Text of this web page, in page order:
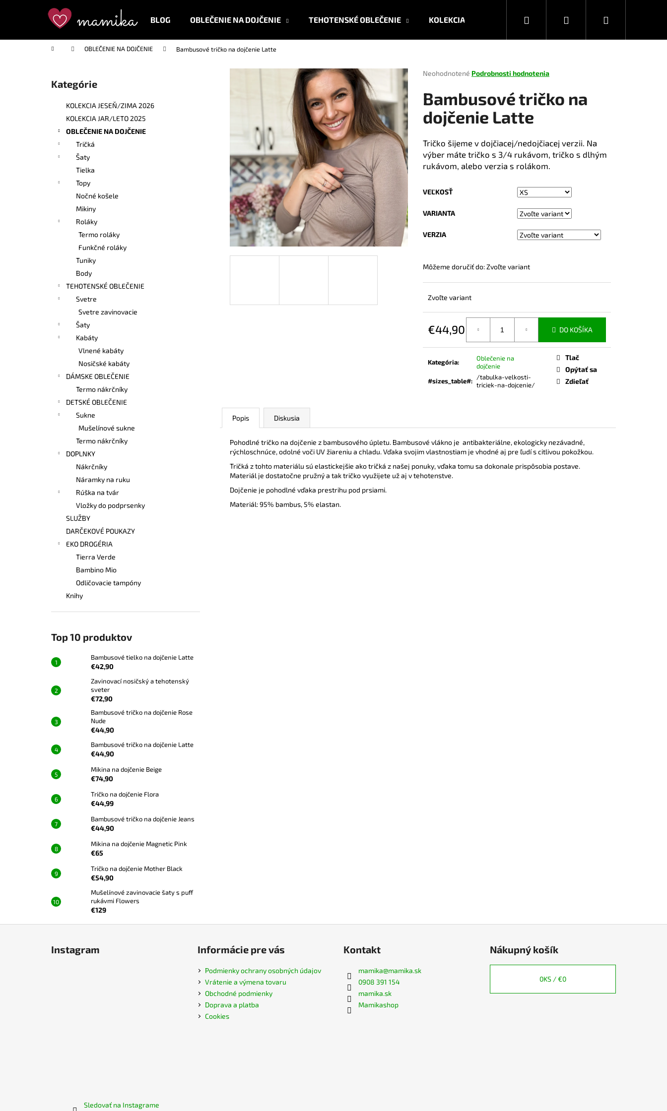
BLOG OBLEČENIE NA DOJČENIE TEHOTENSKÉ OBLEČENIE KOLEKCIA JESEŇ/ZIMA 2026 KOLEKCIA JAR/LETO 2025
Hľadať PrihlásenieNákupný
Domov OBLEČENIE NA DOJČENIE Bambusové tričko na dojčenie Latte
Preskočiť
kategórie
Kategórie
KOLEKCIA JESEŇ/ZIMA 2026
KOLEKCIA JAR/LETO 2025
OBLEČENIE NA DOJČENIE
Tričká
Šaty
Tielka
Topy
Nočné košele
Mikiny
Roláky
Termo roláky
Funkčné roláky
Tuniky
Body
TEHOTENSKÉ OBLEČENIE
Svetre
Svetre zavinovacie
Šaty
Kabáty
Vlnené kabáty
Nosičské kabáty
DÁMSKE OBLEČENIE
Termo nákrčníky
DETSKÉ OBLEČENIE
Sukne
Mušelínové sukne
Termo nákrčníky
DOPLNKY
Nákrčníky
Náramky na ruku
Rúška na tvár
Vložky do podprsenky
SLUŽBY
DARČEKOVÉ POUKAZY
EKO DROGÉRIA
Tierra Verde
Bambino Mio
Odličovacie tampóny
Knihy
Top 10 produktov
Bambusové tielko na dojčenie Latte
€42,90
Zavinovací nosičský a tehotenský
sveter
€72,90
Bambusové tričko na dojčenie Rose
Nude
€44,90
Bambusové tričko na dojčenie Latte
€44,90
Mikina na dojčenie Beige
€74,90
Tričko na dojčenie Flora
€44,99
Bambusové tričko na dojčenie Jeans
€44,90
Mikina na dojčenie Magnetic Pink
€65
Tričko na dojčenie Mother Black
€54,90
Mušelínové zavinovacie šaty s puff
rukávmi Flowers
€129
Priemerné
produktu
je
0,0
z
hviezdičiek.
Neohodnotené Podrobnosti hodnotenia
Bambusové tričko na
dojčenie Latte
Tričko šijeme v dojčiacej/nedojčiacej verzii. Na
výber máte tričko s 3/4 rukávom, tričko s dlhým
rukávom, alebo verzia s rolákom.
VEĽKOSŤ
VARIANTA
VERZIA
Môžeme doručiť do:Zvoľte variant
Zvoľte variant
€44,90
cena:
DO KOŠÍKA
Kategória:
Oblečenie na
dojčenie
#sizes_table#: /tabulka-velkosti-
triciek-na-dojcenie/
Tlač
Opýtať sa
Zdieľať
Popis Diskusia
Pohodlné tričko na dojčenie z bambusového úpletu. Bambusové vlákno je antibakteriálne, ekologicky nezávadné,
rýchloschnúce, odolné voči UV žiareniu a chladu. Vďaka svojim vlastnostiam je vhodné aj pre ľudí s citlivou pokožkou.
Tričká z tohto materiálu sú elastickejšie ako tričká z našej ponuky, vďaka tomu sa dokonale prispôsobia postave.
Materiál je dostatočne pružný a tak tričko využijete už aj v tehotenstve.
Dojčenie je pohodlné vďaka prestrihu pod prsiami.
Materiál: 95% bambus, 5% elastan.
í
do
do
Čo potrebujete nájsť?
HĽADAŤ
Odporúčame
Nasledujúce
BAMBUSOVÉ TIELKO NA DOJČENIE
€42,90
ZAVINOVACÍ NOSIČSKÝ A TEHOTENSKÝ
SVETER
€72,90
BAMBUSOVÉ TRIČKO NA DOJČENIE ROSE
NUDE
€44,90
Instagram
Sledovať na Instagrame
Informácie pre vás
Podmienky ochrany osobných údajov
Vrátenie a výmena tovaru
Obchodné podmienky
Doprava a platba
Cookies
Kontakt
mamika@mamika.sk
0908 391 154
mamika.sk
Mamikashop
Nákupný košík
0KS /€0